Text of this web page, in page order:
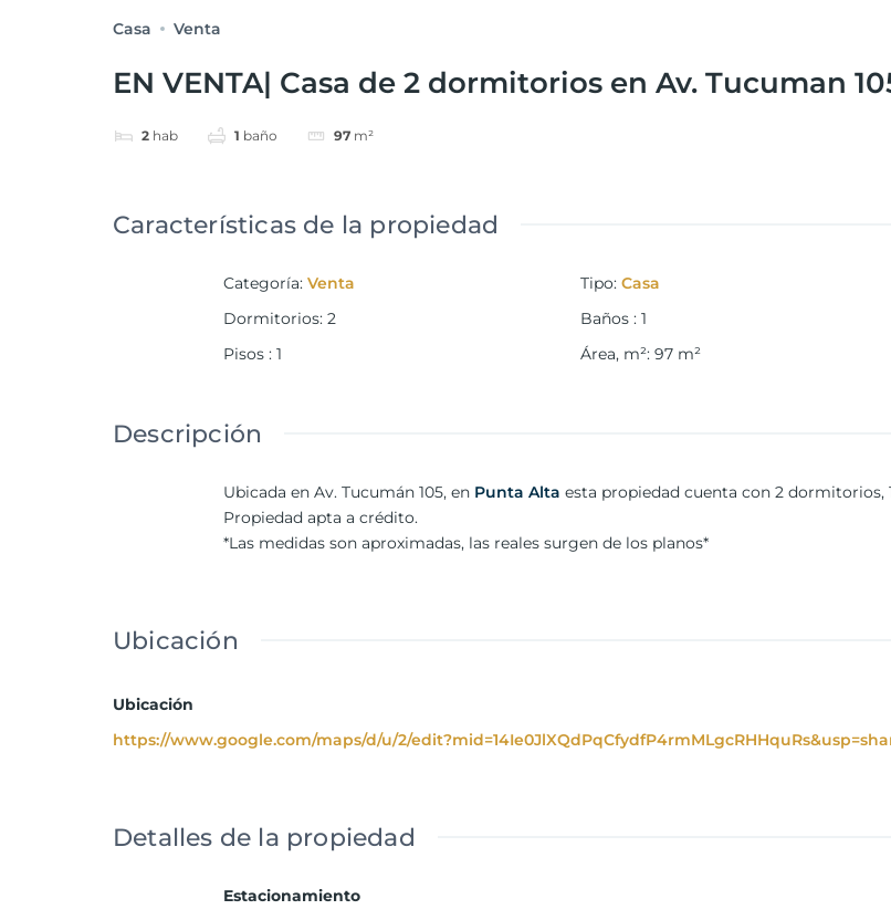
Casa Venta
EN VENTA| Casa de 2 dormitorios en Av. Tucuman
2 hab 1 baño 97 m²
Características de la propiedad
Categoría: Venta Tipo: Casa
Dormitorios: 2 Baños: 1
Pisos : 1 Área, m²: 97 m²
Descripción
Ubicada en Av. Tucumán 105, en Punta Alta esta propiedad cuenta con 2 dormitorios,
Propiedad apta a crédito.
*Las medidas son aproximadas, las reales surgen de los planos*
Ubicación
Ubicación
https://www.google.com/maps/d/u/2/
Detalles de la propiedad
Estacionamiento